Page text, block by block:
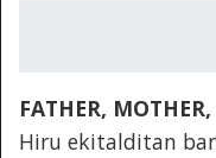
FATHER,
Hiru ekitalditan